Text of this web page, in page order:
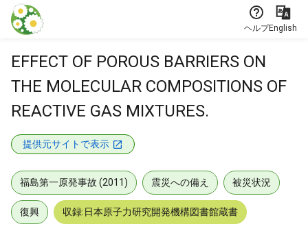
本文に飛ぶ
ヘルプEnglish
EFFECT OF POROUS BARRIERS ON
THE MOLECULAR COMPOSITIONS OF
REACTIVE GAS MIXTURES.
提供元サイトで表示
福島第一原発事故 (2011) 震災への備え 被災状況
復興 収録:日本原子力研究開発機構図書館蔵書